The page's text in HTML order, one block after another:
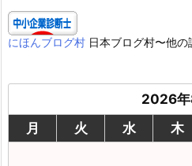
にほんブログ村 日本ブログ村〜他の
2026年
月
火 水 木